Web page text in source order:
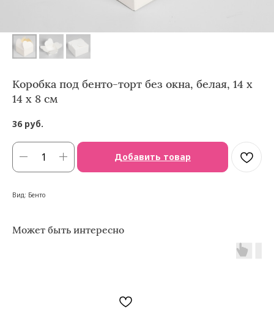
Коробка под бенто-торт без окна, белая, 14 х
14 х 8 см
36 руб.
Добавить товар
Вид: Бенто
Может быть интересно